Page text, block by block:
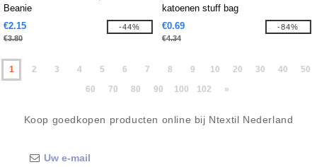
Beanie
€2.15
€3.80
-44%
katoenen stuff bag
€0.69
€4.34
-84%
1 2 3 4 5 6 7 8 9 10 20 30 40
50
60
70 80 90 100 102 »
Koop goedkopen producten online bij Ntextil Nederland